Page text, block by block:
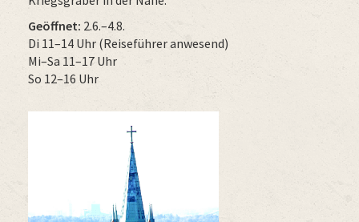
Geöffnet: 2.6.–4.8.
Di 11–14 Uhr (Reiseführer anwesend)
Mi–Sa 11–17 Uhr
So 12–16 Uhr